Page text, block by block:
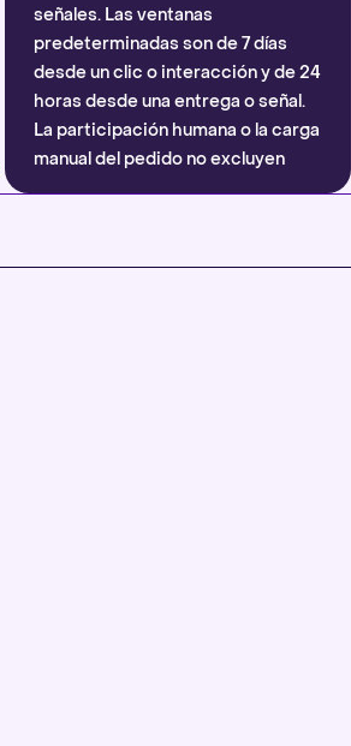
señales. Las ventanas
predeterminadas son de 7 días
desde un clic o interacción y de 24
horas desde una entrega o señal.
La participación humana o la carga
manual del pedido no excluyen
automáticamente la atribución.